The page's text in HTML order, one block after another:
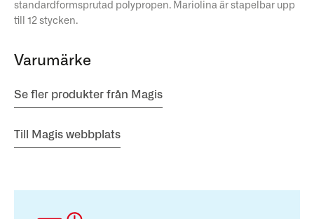
standardformsprutad polypropen. Mariolina är stapelbar upp
till 12 stycken.
Varumärke
Se fler produkter från Magis
Till Magis webbplats